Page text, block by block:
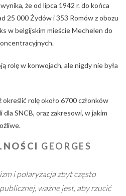
że od lipca 1942 r. do końca
25 000 Żydów i 353 Romów z obozu
w belgijskim mieście Mechelen do
rolę w konwojach, ale nigdy nie była
rolę około 6700 członków
SNCB, oraz zakresowi, w jakim
GEORGES
i polaryzacja zbyt często
ważne jest, aby rzucić